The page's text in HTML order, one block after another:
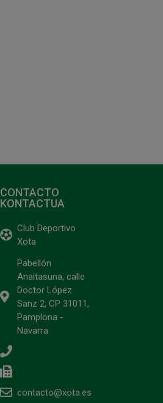
CONTACTO
KONTACTUA
Club Deportivo
Xota
Pabellón
Anaitasuna, calle
Doctor López
Sanz 2, CP 31011,
Pamplona -
Navarra
contacto@xota.es